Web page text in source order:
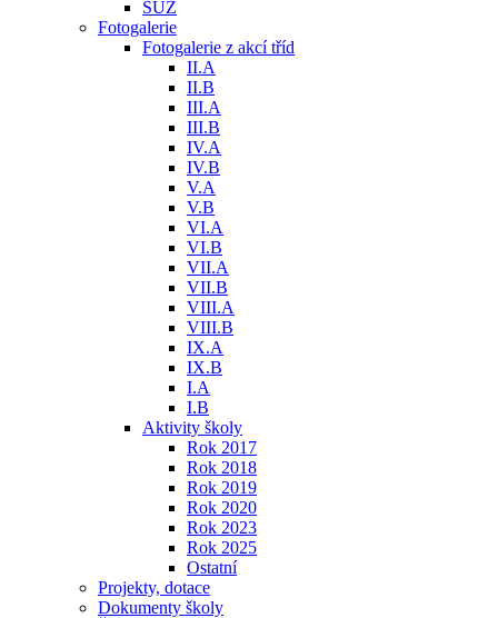
ŠUŽ
Fotogalerie
Fotogalerie z akcí tříd
II.A
II.B
III.A
III.B
IV.A
IV.B
V.A
V.B
VI.A
VI.B
VII.A
VII.B
VIII.A
VIII.B
IX.A
IX.B
I.A
I.B
Aktivity školy
Rok 2017
Rok 2018
Rok 2019
Rok 2020
Rok 2023
Rok 2025
Ostatní
Projekty, dotace
Dokumenty školy